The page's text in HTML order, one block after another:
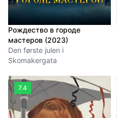
Рождество в городе
мастеров (2023)
Den første julen i
Skomakergata
7.4